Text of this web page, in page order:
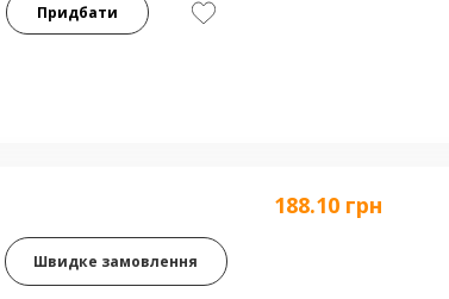
Придбати
188.10 грн
Швидке замовлення